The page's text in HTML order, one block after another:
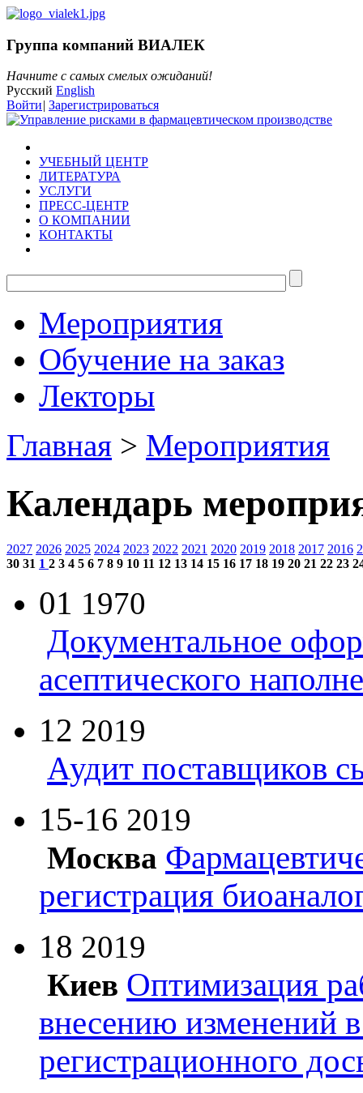
Группа компаний ВИАЛЕК
Начните с самых смелых ожиданий!
Русский English
Войти| Зарегистрироваться
УЧЕБНЫЙ ЦЕНТР
ЛИТЕРАТУРА
УСЛУГИ
ПРЕСС-ЦЕНТР
О КОМПАНИИ
КОНТАКТЫ
Мероприятия
Обучение на заказ
Лекторы
Главная > Мероприятия
Календарь
2027 2026 2025 2024 2023 2022 2021 2020 2019 2018 2017 2016
30 31 1 2 3 4 5 6 7 8 9 10 11 12 13 14 15 16 17 18 19 20 21 22 23
01 1970
Документальное
асептического
12 2019
Аудит поставщиков
15-16 2019
Москва
регистрация
18 2019
Киев Оптимизация
внесению изменений
регистрационного